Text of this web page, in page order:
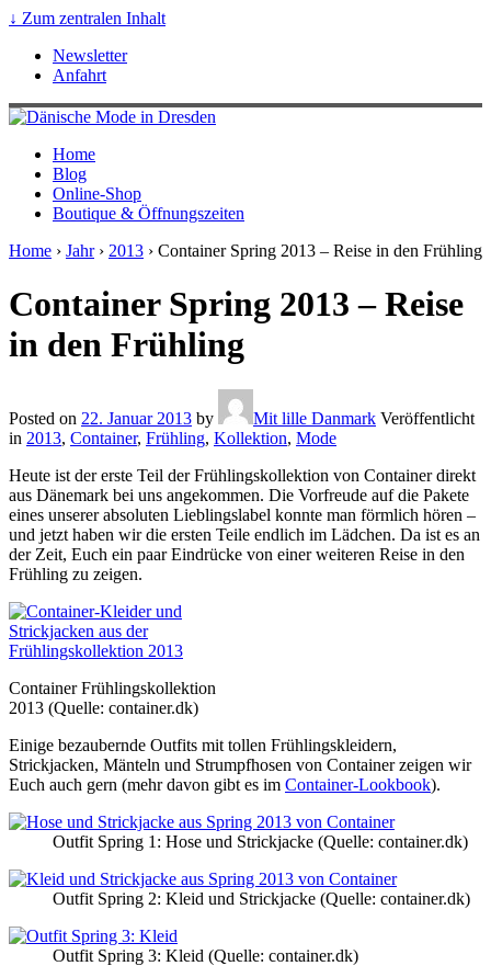
↓ Zum zentralen Inhalt
Newsletter
Anfahrt
Home
Blog
Online-Shop
Boutique & Öffnungszeiten
Home › Jahr › 2013 › Container Spring 2013 – Reise in den Frühling
Container Spring 2013 – Reise
in den Frühling
Posted on 22. Januar 2013 by Mit lille Danmark Veröffentlicht
in 2013, Container, Frühling, Kollektion, Mode
Heute ist der erste Teil der Frühlingskollektion von Container direkt
aus Dänemark bei uns angekommen. Die Vorfreude auf die Pakete
eines unserer absoluten Lieblingslabel konnte man förmlich hören –
und jetzt haben wir die ersten Teile endlich im Lädchen. Da ist es an
der Zeit, Euch ein paar Eindrücke von einer weiteren Reise in den
Frühling zu zeigen.
Container Frühlingskollektion
2013 (Quelle: container.dk)
Einige bezaubernde Outfits mit tollen Frühlingskleidern,
Strickjacken, Mänteln und Strumpfhosen von Container zeigen wir
Euch auch gern (mehr davon gibt es im Container-Lookbook).
Outfit Spring 1: Hose und Strickjacke (Quelle: container.dk)
Outfit Spring 2: Kleid und Strickjacke (Quelle: container.dk)
Outfit Spring 3: Kleid (Quelle: container.dk)